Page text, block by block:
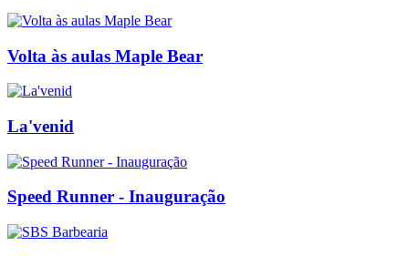
Volta às aulas Maple Bear
La'venid
Speed Runner - Inauguração